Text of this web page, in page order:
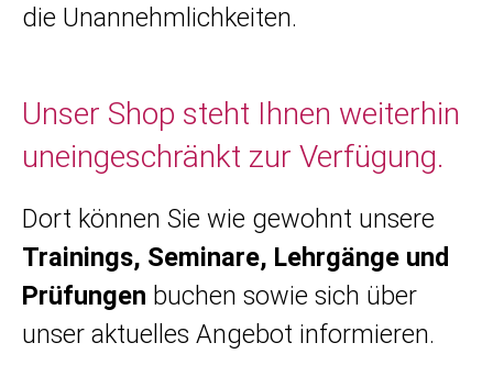
die Unannehmlichkeiten.
Unser Shop steht Ihnen weiterhin
uneingeschränkt zur Verfügung.
Dort können Sie wie gewohnt unsere
Trainings, Seminare, Lehrgänge und
Prüfungen buchen sowie sich über
unser aktuelles Angebot informieren.